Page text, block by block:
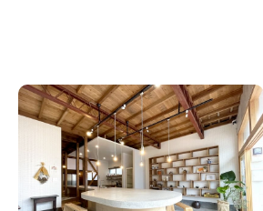
五島B邸
シェアハウス
【元・毛糸店】商店街にある地域密着シェア
スペースのある家
この家からの距離 0km